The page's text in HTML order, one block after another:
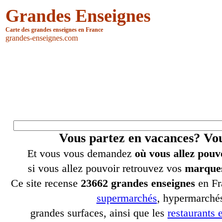
Grandes Enseignes
Carte des grandes enseignes en France
grandes-enseignes.com
Vous partez en vacances?
Et vous vous demandez où vous allez
si vous allez pouvoir retrouvez vos
Ce site recense 23662 grandes enseignes en
supermarchés,
grandes surfaces, ainsi que les restaurants